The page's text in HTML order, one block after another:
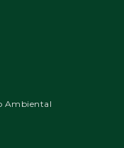
Ambiental